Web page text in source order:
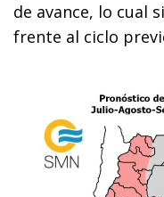
de avance, lo cual
frente al ciclo